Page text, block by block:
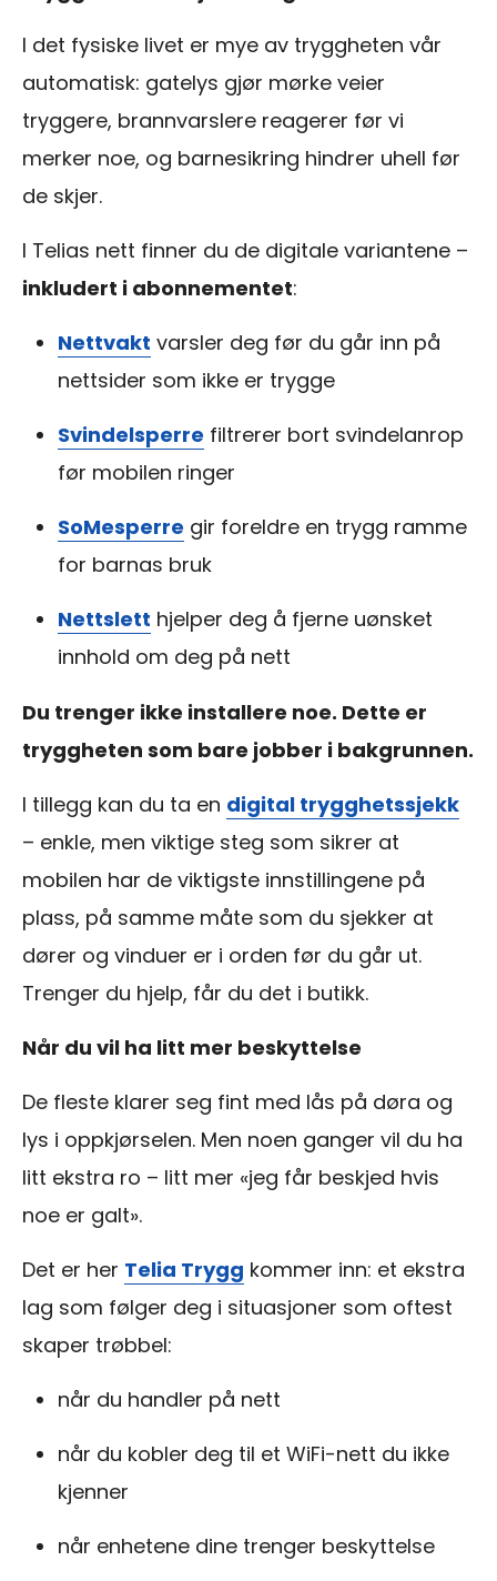
I det fysiske livet er mye av tryggheten vår
automatisk: gatelys gjør mørke veier
tryggere, brannvarslere reagerer før vi
merker noe, og barnesikring hindrer uhell før
de skjer.
I Telias nett finner du de digitale variantene –
inkludert i abonnementet:
Nettvakt varsler deg før du går inn på
nettsider som ikke er trygge
Svindelsperre filtrerer bort svindelanrop
før mobilen ringer
SoMesperre gir foreldre en trygg ramme
for barnas bruk
Nettslett hjelper deg å fjerne uønsket
innhold om deg på nett
Du trenger ikke installere noe. Dette er
tryggheten som bare jobber i bakgrunnen.
I tillegg kan du ta en digital trygghetssjekk
– enkle, men viktige steg som sikrer at
mobilen har de viktigste innstillingene på
plass, på samme måte som du sjekker at
dører og vinduer er i orden før du går ut.
Trenger du hjelp, får du det i butikk.
Når du vil ha litt mer beskyttelse
De fleste klarer seg fint med lås på døra og
lys i oppkjørselen. Men noen ganger vil du ha
litt ekstra ro – litt mer «jeg får beskjed hvis
noe er galt».
Det er her Telia Trygg kommer inn: et ekstra
lag som følger deg i situasjoner som oftest
skaper trøbbel:
når du handler på nett
når du kobler deg til et WiFi-nett du ikke
kjenner
når enhetene dine trenger beskyttelse